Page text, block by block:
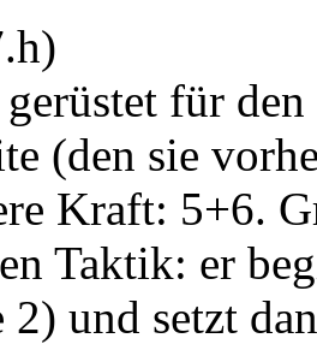
für
(den sie
Kraft: 5+6.
Taktik: er
und setzt